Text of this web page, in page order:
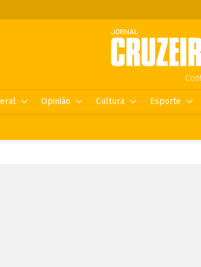
Opinião Cultura Esporte